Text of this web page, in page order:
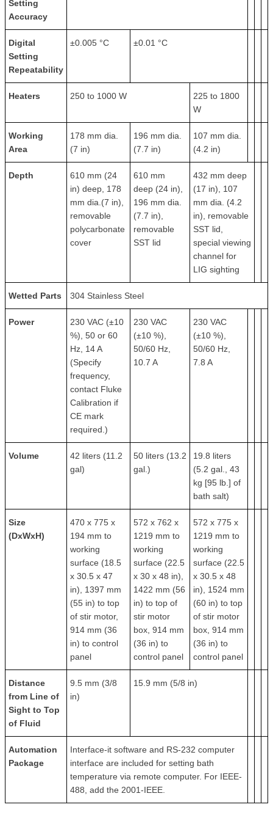
Setting
Accuracy
Digital
Setting
Repeatability
±0.005 °C ±0.01 °C
Heaters 250 to 1000 W
225 to 1800
W
Working
Area
178 mm dia.
(7 in)
196 mm dia.
(7.7 in)
107 mm dia.
(4.2 in)
Depth
610 mm (24
in) deep, 178
mm dia.(7 in),
removable
polycarbonate
cover
610 mm
deep (24 in),
196 mm dia.
(7.7 in),
removable
SST lid
432 mm deep
(17 in), 107
mm dia. (4.2
in), removable
SST lid,
special viewing
channel for
LIG sighting
Wetted Parts 304 Stainless Steel
Power
230 VAC (±10
%), 50 or 60
Hz, 14 A
(Specify
frequency,
contact Fluke
Calibration if
CE mark
required.)
230 VAC
(±10 %),
50/60 Hz,
10.7 A
230 VAC
(±10 %),
50/60 Hz,
7.8 A
Volume
42 liters (11.2
gal)
50 liters (13.2
gal.)
19.8 liters
(5.2 gal., 43
kg [95 lb.] of
bath salt)
Size
(DxWxH)
470 x 775 x
194 mm to
working
surface (18.5
x 30.5 x 47
in), 1397 mm
(55 in) to top
of stir motor,
914 mm (36
in) to control
panel
572 x 762 x
1219 mm to
working
surface (22.5
x 30 x 48 in),
1422 mm (56
in) to top of
stir motor
box, 914 mm
(36 in) to
control panel
572 x 775 x
1219 mm to
working
surface (22.5
x 30.5 x 48
in), 1524 mm
(60 in) to top
of stir motor
box, 914 mm
(36 in) to
control panel
Distance
from Line of
Sight to Top
of Fluid
9.5 mm (3/8
in)
15.9 mm (5/8 in)
Automation
Package
Interface-it software and RS-232 computer
interface are included for setting bath
temperature via remote computer. For IEEE-
488, add the 2001-IEEE.